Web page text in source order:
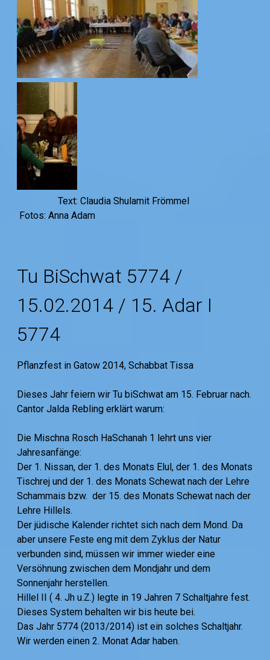
Text: Claudia Shulamit Frömmel
Fotos: Anna Adam
Tu BiSchwat 5774 /
15.02.2014 / 15. Adar I
5774
Pflanzfest in Gatow 2014, Schabbat Tissa
Dieses Jahr feiern wir Tu biSchwat am 15. Februar nach.
Cantor Jalda Rebling erklärt warum:
Die Mischna Rosch HaSchanah 1 lehrt uns vier
Jahresanfänge:
Der 1. Nissan, der 1. des Monats Elul, der 1. des Monats
Tischrej und der 1. des Monats Schewat nach der Lehre
Schammais bzw. der 15. des Monats Schewat nach der
Lehre Hillels.
Der jüdische Kalender richtet sich nach dem Mond. Da
aber unsere Feste eng mit dem Zyklus der Natur
verbunden sind, müssen wir immer wieder eine
Versöhnung zwischen dem Mondjahr und dem
Sonnenjahr herstellen.
Hillel II ( 4. Jh u.Z.) legte in 19 Jahren 7 Schaltjahre fest.
Dieses System behalten wir bis heute bei.
Das Jahr 5774 (2013/2014) ist ein solches Schaltjahr.
Wir werden einen 2. Monat Adar haben.